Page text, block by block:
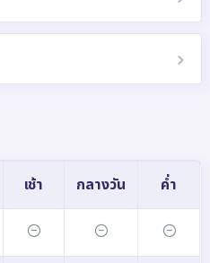
เช้า กลางวัน ค่ำ